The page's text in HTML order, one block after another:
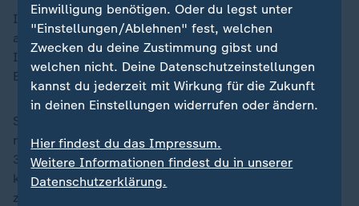
Insgesamt ist die Ansiedlung von Decathlon sicher
auch eine gute Nachricht für den Einzelhandel in den
Innenstädten. Aber lässt sich daraus mehr ableiten?
Etwas, dass den Innenstädten Hoffnung macht?
Seit 2015 ist die Anzahl der Einzelhandelsgeschäfte
nach Angaben des Handelsverbands Deutschland von
372.000 auf 306.000 gesunken. Vielleicht ist es noch
kein echter Trend. Aber Eva Stüber erklärt, dass es
zahlreiche "Neueröffnungen im herausfordernden
Einwilligung benötigen. Oder du legst unter
"Einstellungen/Ablehnen" fest, welchen
Zwecken du deine Zustimmung gibst und
welchen nicht. Deine Datenschutzeinstellungen
kannst du jederzeit mit Wirkung für die Zukunft
in deinen Einstellungen widerrufen oder ändern.
Hier findest du das Impressum.
Weitere Informationen findest du in unserer
Datenschutzerklärung.